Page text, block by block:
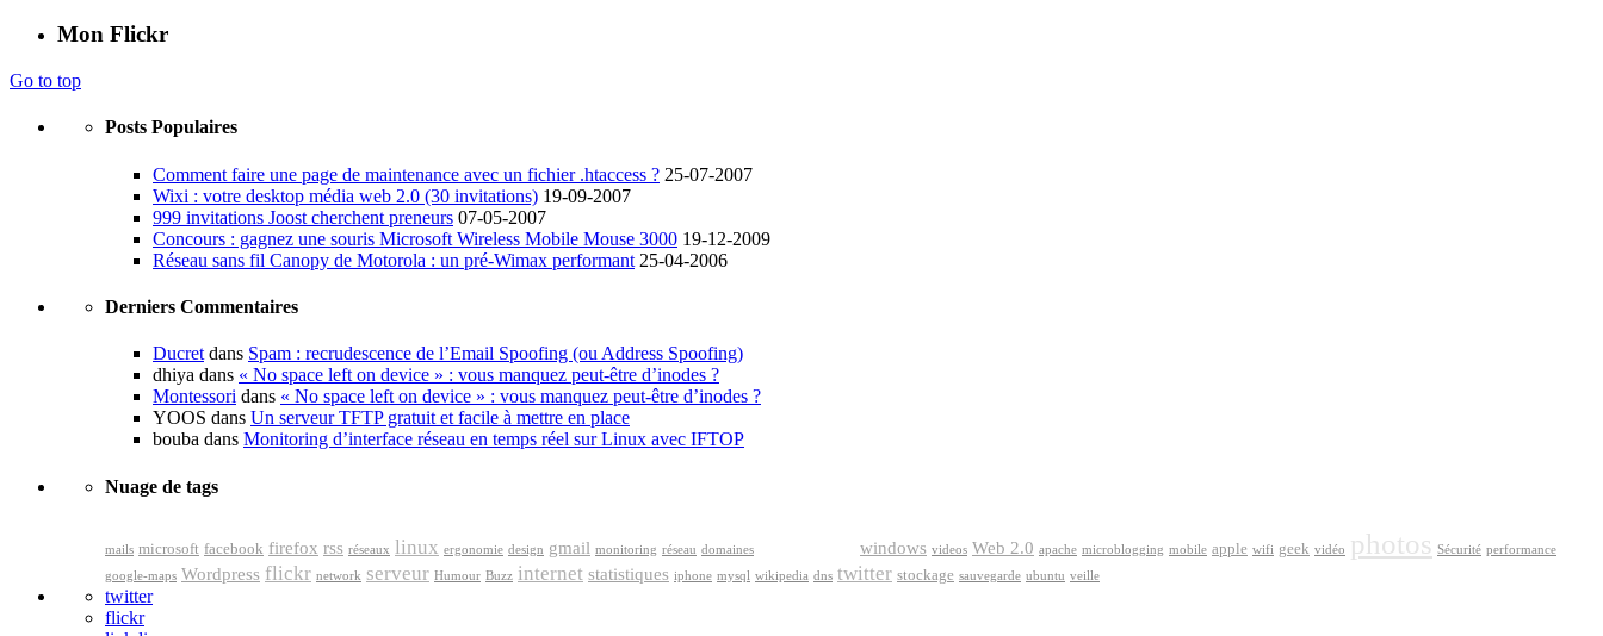
Mon Flickr
Go to top
Posts Populaires
Comment faire une page de maintenance avec un fichier .htaccess ? 25-07-2007
Wixi : votre desktop média web 2.0 (30 invitations) 19-09-2007
999 invitations Joost cherchent preneurs 07-05-2007
Concours : gagnez une souris Microsoft Wireless Mobile Mouse 3000 19-12-2009
Réseau sans fil Canopy de Motorola : un pré-Wimax performant 25-04-2006
Derniers Commentaires
Ducret dans Spam : recrudescence de l’Email Spoofing (ou Address Spoofing)
dhiya dans « No space left on device » : vous manquez peut-être d’inodes ?
Montessori dans « No space left on device » : vous manquez peut-être d’inodes ?
YOOS dans Un serveur TFTP gratuit et facile à mettre en place
bouba dans Monitoring d’interface réseau en temps réel sur Linux avec IFTOP
Nuage de tags
mails microsoft facebook firefox rss réseaux linux ergonomie design gmail monitoring réseau domaines windows videos Web 2.0 apache microblogging mobile apple wifi geek vidéo photos Sécurité performance
google-maps Wordpress flickr network serveur Humour Buzz internet statistiques iphone mysql wikipedia dns twitter stockage sauvegarde ubuntu veille
twitter
flickr